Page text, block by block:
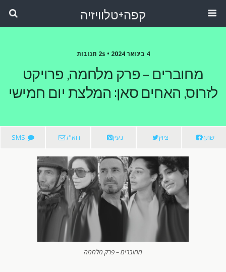
קפה+טלוויזיה
4 בינואר 2024 • 2s תגובות
מחוברים – פרק מלחמה, פרויקט
לזרוס, האחים סאן: המלצת יום חמישי
שתף ציוץ נעץ דוא"ל SMS
מחוברים – פרק מלחמה